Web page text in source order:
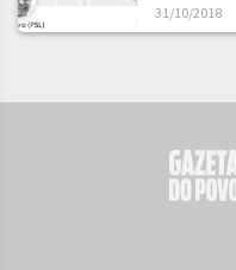
31/10/2018